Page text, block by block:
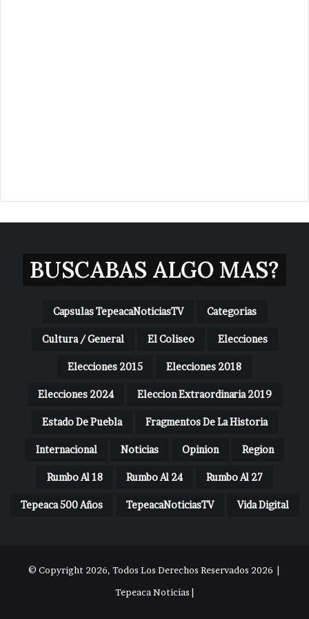
BUSCABAS ALGO MAS?
Capsulas TepeacaNoticiasTV Categorias
Cultura / General El Coliseo Elecciones
Elecciones 2015 Elecciones 2018
Elecciones 2024 Eleccion Extraordinaria 2019
Estado De Puebla Fragmentos De La Historia
Internacional Noticias Opinion Region
Rumbo Al 18 Rumbo Al 24 Rumbo Al 27
Tepeaca 500 Años TepeacaNoticiasTV Vida Digital
© Copyright 2026, Todos Los Derechos Reservados 2026 |
Tepeaca Noticias |